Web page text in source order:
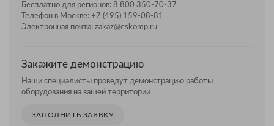
Бесплатно для регионов: 8 800 350-70-37
Телефон в Москве: +7 (495) 159-08-81
Электронная почта: zakaz@eskomp.ru
Закажите демонстрацию
Наши специалисты проведут демонстрацию работы
оборудования на вашей территории
ЗАПОЛНИТЬ ЗАЯВКУ